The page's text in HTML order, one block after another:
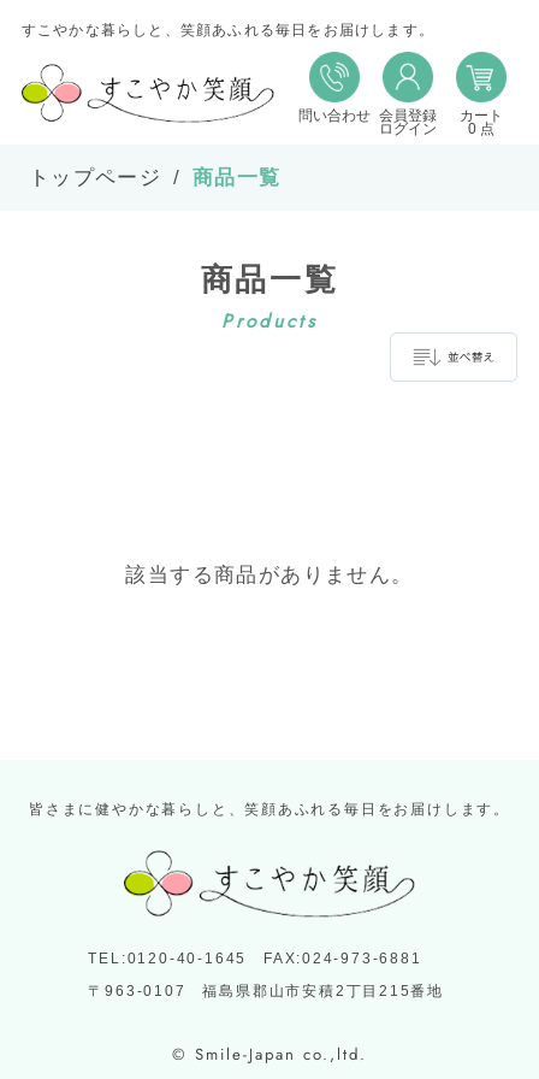
すこやかな暮らしと、笑顔あふれる毎日をお届けします。
問い合わせ 会員登録
ログイン
カート
0 点
トップページ 商品一覧
商品一覧
Products
並び替え
該当する商品がありません。
皆さまに健やかな暮らしと、笑顔あふれる毎日をお届けします。
TEL:0120-40-1645 FAX:024-973-6881
〒963-0107 福島県郡山市安積2丁目215番地
© Smile-Japan co.,ltd.